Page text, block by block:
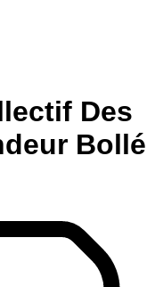
Des
Bollé